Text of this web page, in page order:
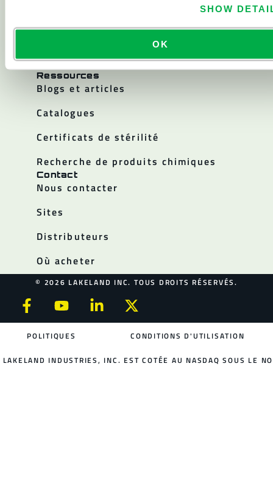
SHOW
OK
Relations avec les investisseurs
Politiques
Ressources
Blogs et articles
Catalogues
Certificats de stérilité
Recherche de produits chimiques
Contact
Nous contacter
Sites
Distributeurs
Où acheter
© 2026 LAKELAND INC. TOUS DROITS RÉSERVÉS.
POLITIQUES CONDITIONS D'UTILISATION
LAKELAND INDUSTRIES, INC. EST COTÉE AU NASDAQ SOUS LE